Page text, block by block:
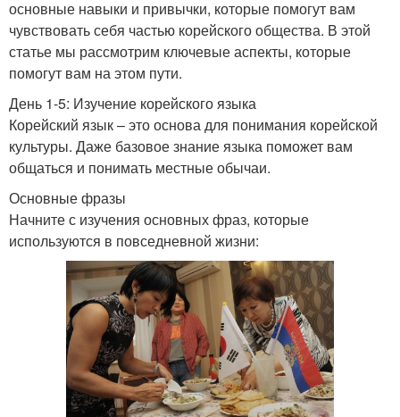
основные навыки и привычки, которые помогут вам
чувствовать себя частью корейского общества. В этой
статье мы рассмотрим ключевые аспекты, которые
помогут вам на этом пути.
День 1-5: Изучение корейского языка
Корейский язык – это основа для понимания корейской
культуры. Даже базовое знание языка поможет вам
общаться и понимать местные обычаи.
Основные фразы
Начните с изучения основных фраз, которые
используются в повседневной жизни: